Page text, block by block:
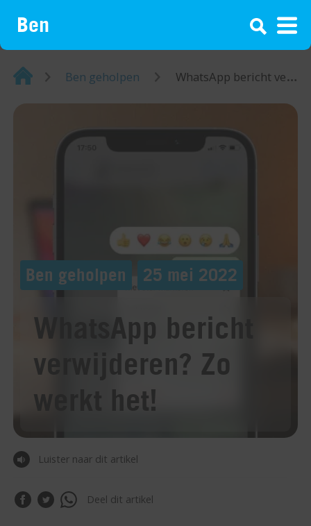
¡
Home Ben geholpen WhatsApp bericht verwijderen? Zo werkt het!
Ben geholpen 25 mei 2022
WhatsApp bericht
verwijderen? Zo
werkt het!
Luister naar dit artikel
Deel dit artikel